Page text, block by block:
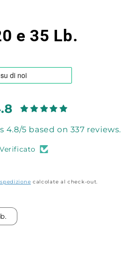
e 35 Lb.
4.8/5 based on 337 reviews.
Verificato
calcolate al check-out.